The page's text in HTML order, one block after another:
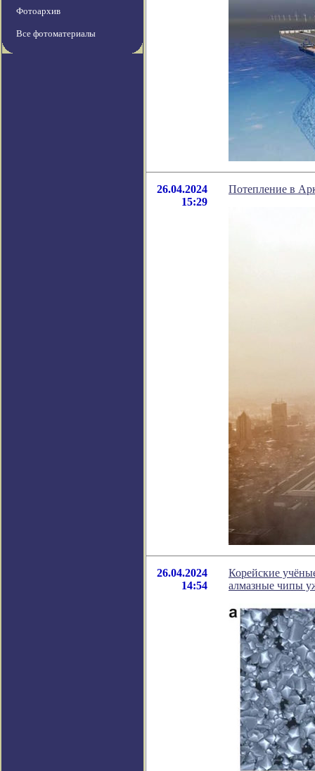
Фотоархив
Все фотоматериалы
26.04.2024
15:29
Потепление в
26.04.2024
14:54
Корейские
алмазные чипы